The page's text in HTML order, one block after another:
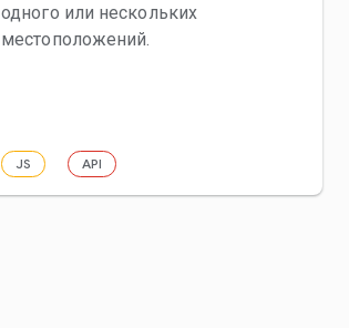
одного или нескольких
местоположений.
JS API